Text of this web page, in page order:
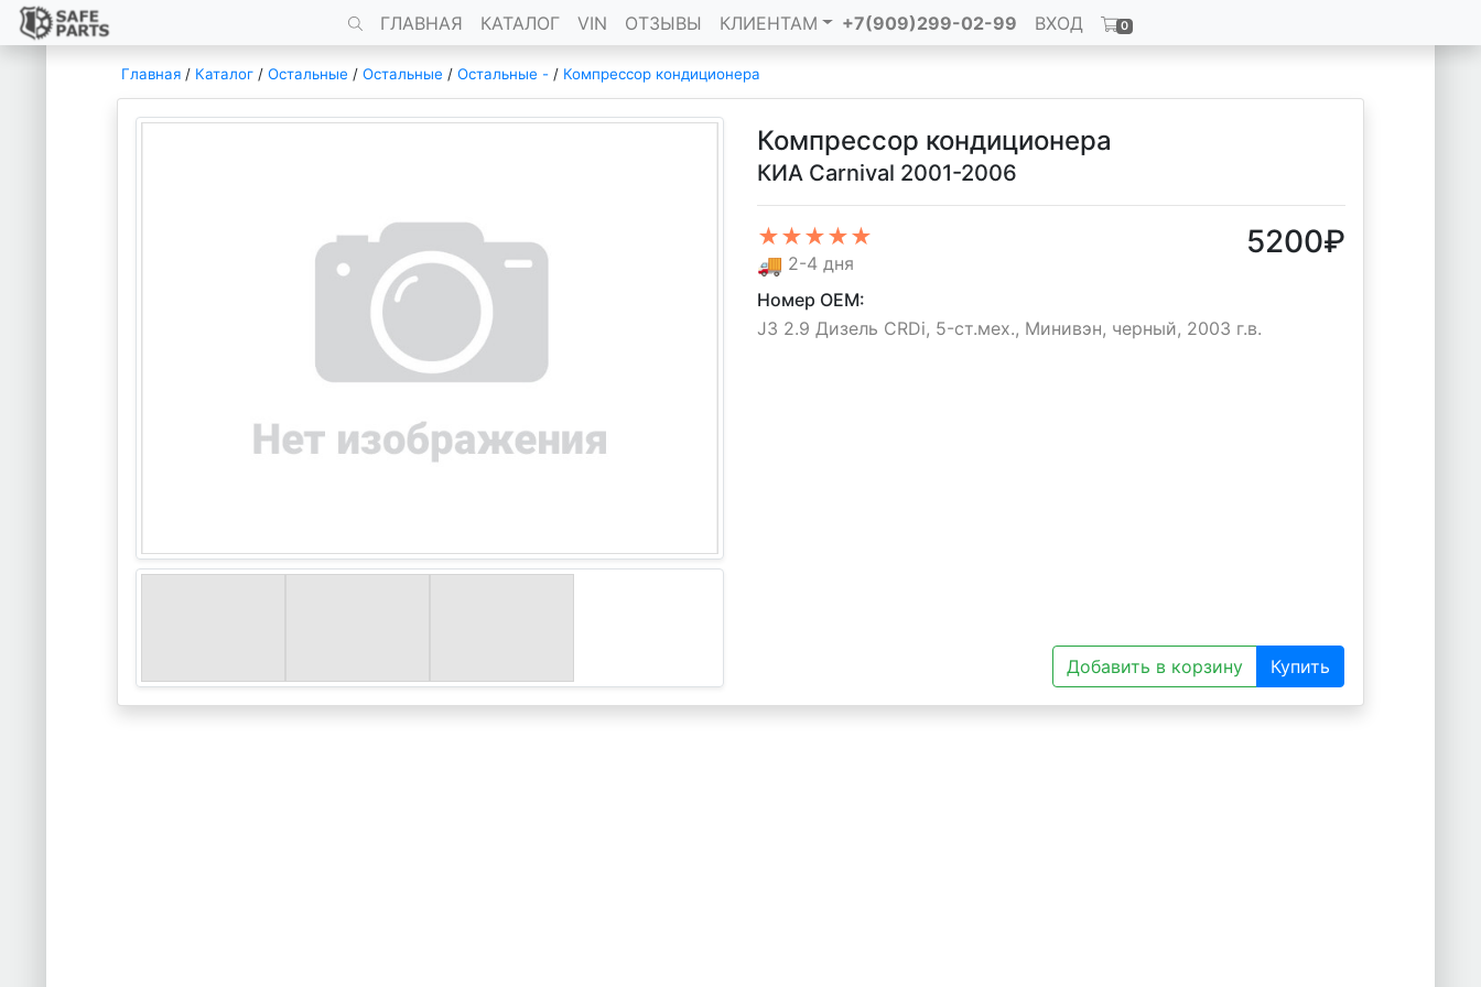
ГЛАВНАЯ КАТАЛОГ VIN ОТЗЫВЫ КЛИЕНТАМ +7(909)299-02-99 ВХОД 0
Главная / Каталог / Остальные / Остальные / Остальные - / Компрессор кондиционера
Компрессор кондиционера
КИА Carnival 2001-2006
★★★★★
🚚 2-4 дня
5200₽
Номер OEM:
J3 2.9 Дизель CRDi, 5-ст.мех., Минивэн, черный, 2003 г.в.
Добавить в корзину Купить